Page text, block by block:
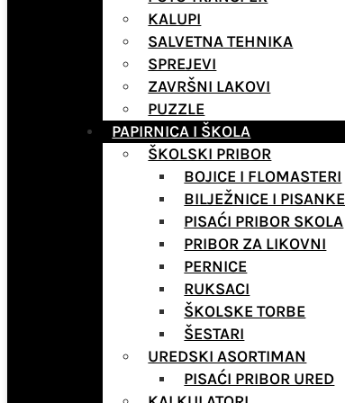
KALUPI
SALVETNA TEHNIKA
SPREJEVI
ZAVRŠNI LAKOVI
PUZZLE
PAPIRNICA I ŠKOLA
ŠKOLSKI PRIBOR
BOJICE I FLOMASTERI
BILJEŽNICE I PISANKE
PISAĆI PRIBOR SKOLA
PRIBOR ZA LIKOVNI
PERNICE
RUKSACI
ŠKOLSKE TORBE
ŠESTARI
UREDSKI ASORTIMAN
PISAĆI PRIBOR URED